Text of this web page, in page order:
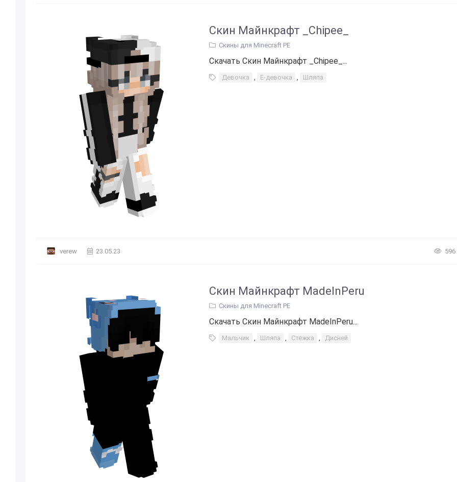
Скин Майнкрафт _Chipee_
Скины для Minecraft PE
Скачать Скин Майнкрафт _Chipee_...
Девочка , Е-девочка , Шляпа
verew 23.05.23 596
Скин Майнкрафт MadeInPeru
Скины для Minecraft PE
Скачать Скин Майнкрафт MadeInPeru...
Мальчик , Шляпа , Стежка , Дисней